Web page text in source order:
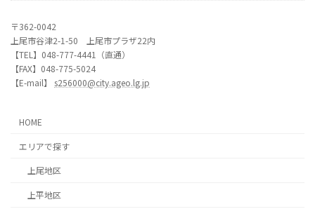
〒362-0042
上尾市谷津2-1-50 上尾市プラザ22内
【TEL】048-777-4441（直通）
【FAX】048-775-5024
【E-mail】 s256000@city.ageo.lg.jp
HOME
エリアで探す
上尾地区
上平地区